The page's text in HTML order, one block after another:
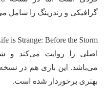
گرافیکی و رندرینگ را شامل
اصلی را روایت می‌کند و
بهتری برخوردار شده است.